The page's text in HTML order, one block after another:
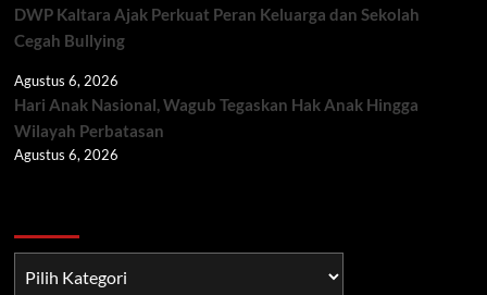
DWP Kaltara Ajak Perkuat Peran Keluarga dan Sekolah
Cegah Bullying
Agustus 6, 2026
Hari Anak Nasional, Wagub Tegaskan Hak Anak Hingga
Wilayah Perbatasan
Agustus 6, 2026